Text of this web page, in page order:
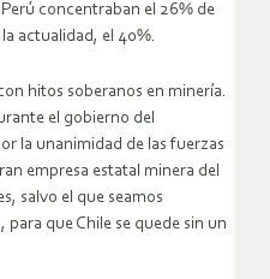
concentraban el 26% de
actualidad, el 40%.
hitos soberanos en minería.
el gobierno del
la unanimidad de las fuerzas
empresa estatal minera del
salvo el que seamos
que Chile se quede sin un